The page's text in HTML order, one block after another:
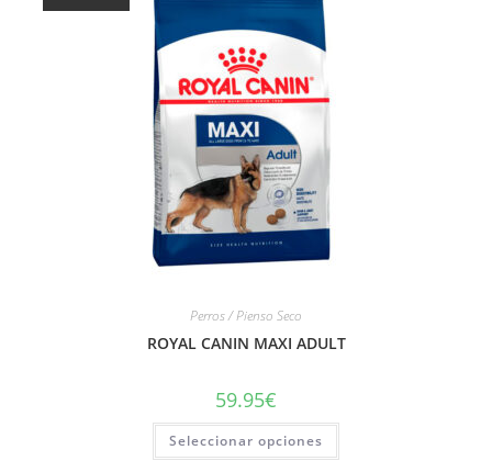
Perros / Pienso Seco
ROYAL CANIN MAXI ADULT
59.95€
Seleccionar opciones